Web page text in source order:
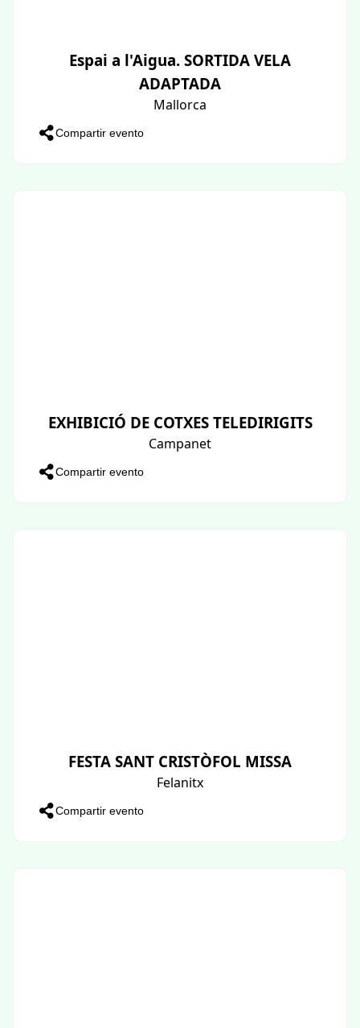
Espai a l'Aigua. SORTIDA VELA
ADAPTADA
Mallorca
Compartir evento
EXHIBICIÓ DE COTXES TELEDIRIGITS
Campanet
Compartir evento
FESTA SANT CRISTÒFOL MISSA
Felanitx
Compartir evento